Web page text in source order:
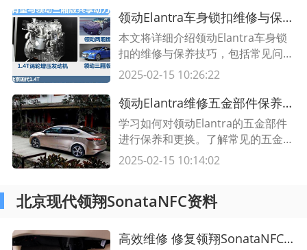
领动Elantra车身锁扣维修与保养技巧
本文将详细介绍领动Elantra车身锁
扣的维修与保养技巧，包括常见问题
解决方法、保养注意事项等，帮助车
其使用寿命。
2025-02-15 10:26:22
领动Elantra维修五金部件保养与更换攻略
学习如何对领动Elantra的五金部件
进行保养和更换。了解常见的五金部
件问题，并掌握解决方法，确保车辆
2025-02-15 10:14:02
北京现代领翔SonataNFC资料
高效维修 修复领翔SonataNFC车辆起步顿挫的简便方法